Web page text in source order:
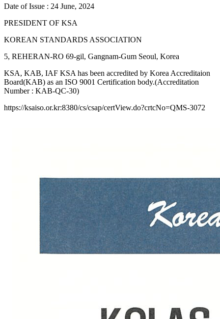
Date of Issue : 24 June, 2024
PRESIDENT OF KSA
KOREAN STANDARDS ASSOCIATION
5, REHERAN-RO 69-gil, Gangnam-Gum Seoul, Korea
KSA, KAB, IAF KSA has been accredited by Korea Accreditaion
Board(KAB) as an ISO 9001 Certification body.(Accreditation
Number : KAB-QC-30)
https://ksaiso.or.kr:8380/cs/csap/certView.do?crtcNo=QMS-3072